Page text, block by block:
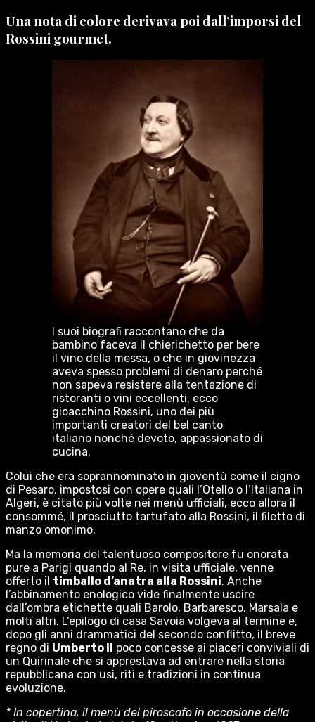
Una nota di colore derivava poi dall’imporsi del
Rossini gourmet.
I suoi biografi raccontano che da
bambino faceva il chierichetto per bere
il vino della messa, o che in giovinezza
aveva spesso problemi di denaro perché
non sapeva resistere alla tentazione di
ristoranti o vini eccellenti, ecco
gioacchino Rossini, uno dei più
importanti creatori del bel canto
italiano nonché devoto, appassionato di
cucina.
Colui che era soprannominato in gioventù come il cigno
di Pesaro, impostosi con opere quali l’Otello o l’Italiana in
Algeri, è citato più volte nei menù ufficiali, ecco allora il
consommé, il prosciutto tartufato alla Rossini, il filetto di
manzo omonimo.
Ma la memoria del talentuoso compositore fu onorata
pure a Parigi quando al Re, in visita ufficiale, venne
offerto il timballo d’anatra alla Rossini. Anche
l’abbinamento enologico vide finalmente uscire
dall’ombra etichette quali Barolo, Barbaresco, Marsala e
molti altri. L’epilogo di casa Savoia volgeva al termine e,
dopo gli anni drammatici del secondo conflitto, il breve
regno di Umberto II
poco concesse ai piaceri conviviali di
un Quirinale che si apprestava ad entrare nella storia
repubblicana con usi, riti e tradizioni in continua
evoluzione.
* In copertina, il menù del piroscafo in occasione della